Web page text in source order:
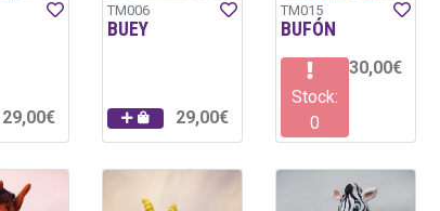
29,00€
TM006
BUEY
29,00€
TM015
BUFÓN
Stock:
0
30,00€